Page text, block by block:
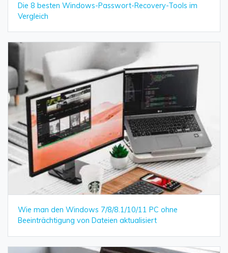
Die 8 besten Windows-Passwort-Recovery-Tools im
Vergleich
Wie man den Windows 7/8/8.1/10/11 PC ohne
Beeinträchtigung von Dateien aktualisiert